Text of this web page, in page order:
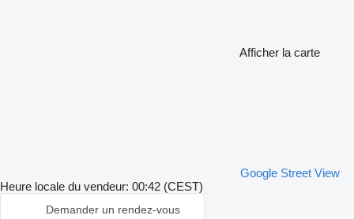
Afficher la carte
Google Street View
Heure locale du vendeur: 00:42 (CEST)
Demander un rendez-vous